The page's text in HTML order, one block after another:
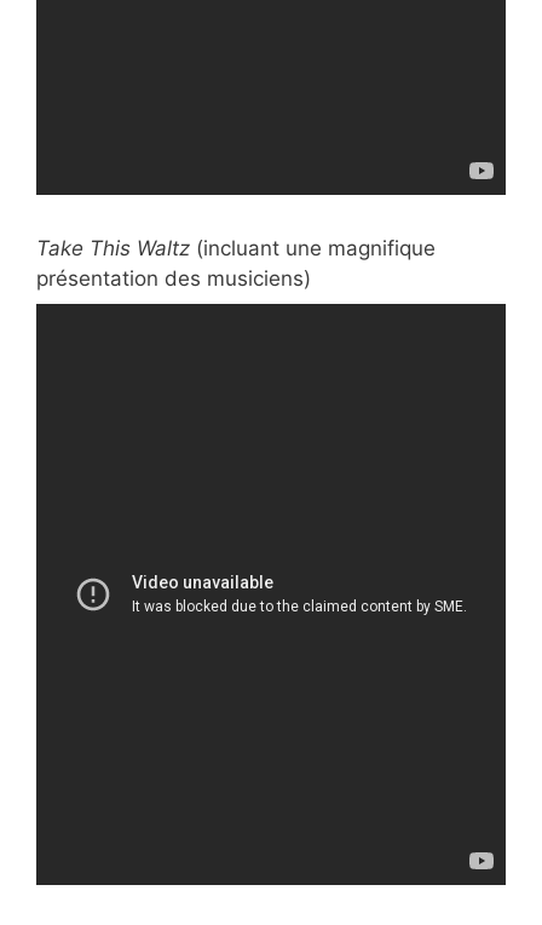
Take This Waltz (incluant une magnifique
présentation des musiciens)